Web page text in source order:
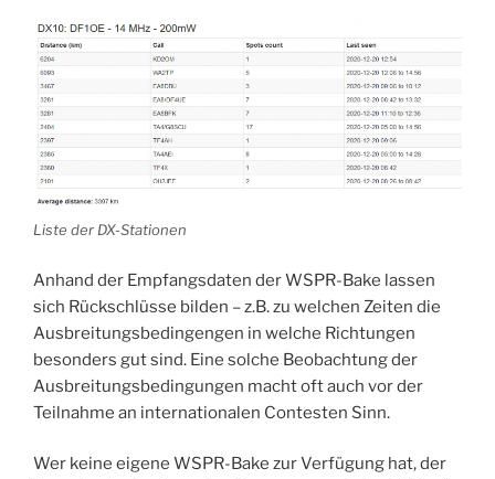
Liste der DX-Stationen
Anhand der Empfangsdaten der WSPR-Bake lassen
sich Rückschlüsse bilden – z.B. zu welchen Zeiten die
Ausbreitungsbedingengen in welche Richtungen
besonders gut sind. Eine solche Beobachtung der
Ausbreitungsbedingungen macht oft auch vor der
Teilnahme an internationalen Contesten Sinn.
Wer keine eigene WSPR-Bake zur Verfügung hat, der